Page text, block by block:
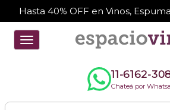
Hasta 40% OFF en Vinos,
Toggle
navigation
11-6162-
Chateá por